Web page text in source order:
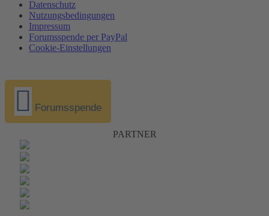
Datenschutz
Nutzungsbedingungen
Impressum
Forumsspende per PayPal
Cookie-Einstellungen
Forumsspende
PARTNER